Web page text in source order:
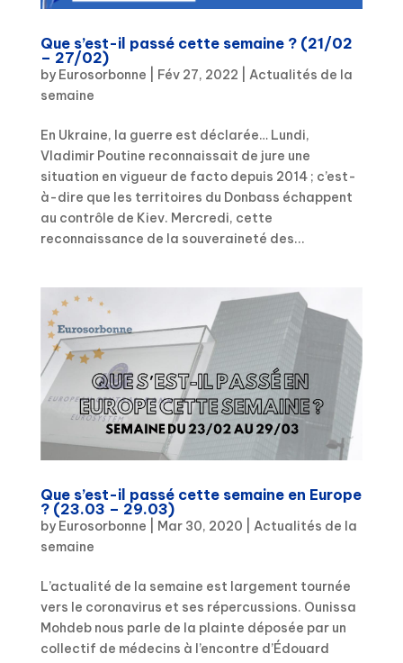
Que s’est-il passé cette semaine ? (21/02
– 27/02)
by Eurosorbonne Fév 27, 2022
Actualités de la
semaine
En Ukraine, la guerre est déclarée… Lundi,
Vladimir Poutine reconnaissait de jure une
situation en vigueur de facto depuis 2014 ; c’est-
à-dire que les territoires du Donbass échappent
au contrôle de Kiev. Mercredi, cette
reconnaissance de la souveraineté des...
Que s’est-il passé cette semaine en Europe
? (23.03 – 29.03)
by Eurosorbonne Mar 30, 2020
Actualités de la
semaine
L’actualité de la semaine est largement tournée
vers le coronavirus et ses répercussions. Ounissa
Mohdeb nous parle de la plainte déposée par un
collectif de médecins à l’encontre d’Édouard